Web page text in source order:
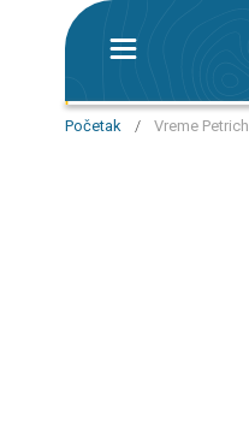
Početak / Vreme Petrich